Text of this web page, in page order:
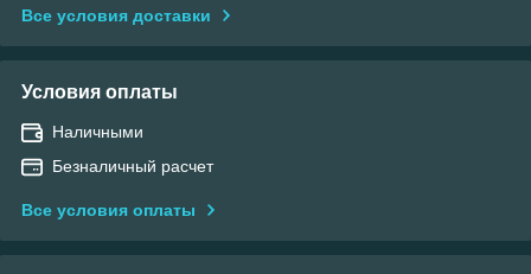
Все условия доставки
Условия оплаты
Наличными
Безналичный расчет
Все условия оплаты